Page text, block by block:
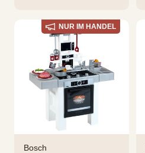
NUR IM HANDEL
Bosch